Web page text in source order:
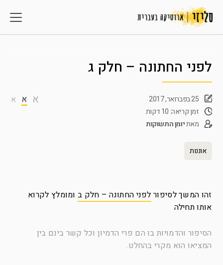
לפני החתונה – חלק ג
א א א
25 בפברואר, 2017
זמן קריאה: 10 דקות
מאתיומן התשוקות
אוננות
זהו המשך לסיפור לפני החתונה – חלק בומומלץ לקרוא
אותו תחילה
הסיפור והדמויות בו הם פרי הדמיון וכל קשר בינם בין
המציאו הוא מקרי בהחלט.